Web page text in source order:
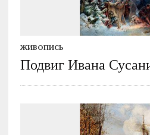
ЖИВОПИСЬ
Подвиг Ивана